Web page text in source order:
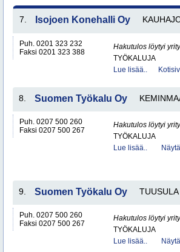
7. Isojoen Konehalli Oy
Puh. 0201 323 232
Faksi 0201 323 388
Hakutulos löytyi
TYÖKALUJA
Lue lisää..
8. Suomen Työkalu Oy
Puh. 0207 500 260
Faksi 0207 500 267
Hakutulos löytyi
TYÖKALUJA
Lue lisää..
9. Suomen Työkalu Oy TUUSULA
Puh. 0207 500 260
Faksi 0207 500 267
Hakutulos löytyi
TYÖKALUJA
Lue lisää..